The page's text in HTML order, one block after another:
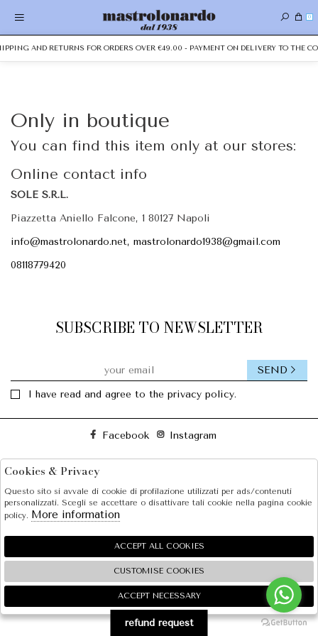
0
AND RETURNS FOR ORDERS OVER €49.00 - PAYMENT ON DELIVERY TO THE
Only in boutique
You can find this item only at our stores:
Online contact info
SOLE S.R.L.
Piazzetta Aniello Falcone, 1 80127 Napoli
info@mastrolonardo.net, mastrolonardo1938@gmail.com
08118779420
SUBSCRIBE TO NEWSLETTER
I have read and agree to the privacy policy.
SEND
Facebook Instagram
SHOPPING
EXTRA
gruppo Zucchetti
🍪
refund request
Cookies & Privacy
Questo sito si avvale di cookie di profilazione utilizzati per ads/contenuti
personalizzati. Scegli se accettare o disattivare tali cookie nella pagina cookie
policy. More information
ACCEPT ALL COOKIES
CUSTOMISE COOKIES
ACCEPT NECESSARY